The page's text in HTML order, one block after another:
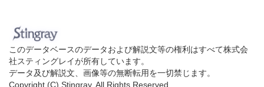
このデータベースのデータおよび解説文等の権利はすべて株式会
社スティングレイが所有しています。
データ及び解説文、画像等の無断転用を一切禁じます。
Copyright (C) Stingray. All Rights Reserved.